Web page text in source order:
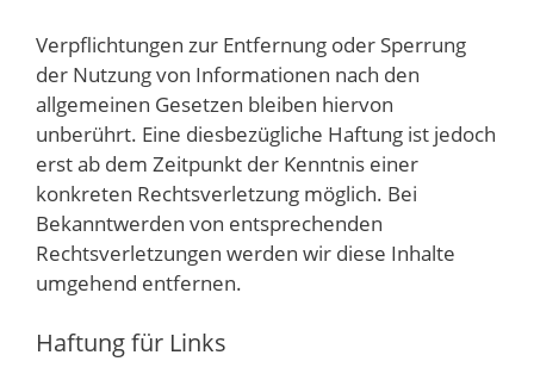
Verpflichtungen zur Entfernung oder Sperrung
der Nutzung von Informationen nach den
allgemeinen Gesetzen bleiben hiervon
unberührt. Eine diesbezügliche Haftung ist jedoch
erst ab dem Zeitpunkt der Kenntnis einer
konkreten Rechtsverletzung möglich. Bei
Bekanntwerden von entsprechenden
Rechtsverletzungen werden wir diese Inhalte
umgehend entfernen.
Haftung für Links